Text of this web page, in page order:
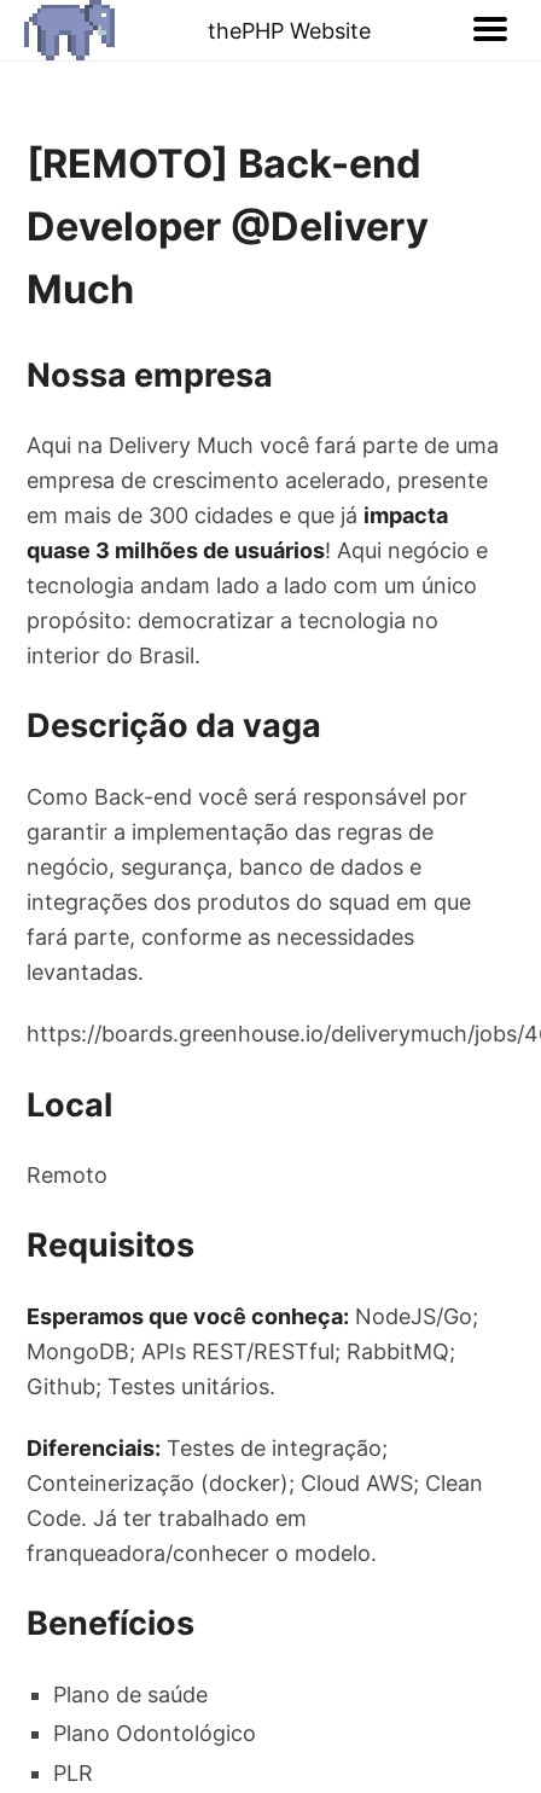
thePHP Website
[REMOTO] Back-end
Developer @Delivery
Much
Nossa empresa
Aqui na Delivery Much você fará parte de uma
empresa de crescimento acelerado, presente
em mais de 300 cidades e que já impacta
quase 3 milhões de usuários! Aqui negócio e
tecnologia andam lado a lado com um único
propósito: democratizar a tecnologia no
interior do Brasil.
Descrição da vaga
Como Back-end você será responsável por
garantir a implementação das regras de
negócio, segurança, banco de dados e
integrações dos produtos do squad em que
fará parte, conforme as necessidades
levantadas.
https://boards.greenhouse.io/deliverymuch/jobs/
Local
Remoto
Requisitos
Esperamos que você conheça: NodeJS/Go;
MongoDB; APIs REST/RESTful; RabbitMQ;
Github; Testes unitários.
Diferenciais: Testes de integração;
Conteinerização (docker); Cloud AWS; Clean
Code. Já ter trabalhado em
franqueadora/conhecer o modelo.
Benefícios
Plano de saúde
Plano Odontológico
PLR